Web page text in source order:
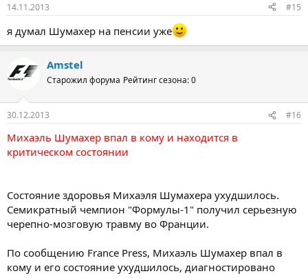
14.11.2013 #15
я думал Шумахер на пенсии уже
Amstel
Старожил форума Рейтинг сезона: 0
30.12.2013 #16
Михаэль Шумахер впал в кому и находится в
критическом состоянии
Состояние здоровья Михаэля Шумахера ухудшилось.
Семикратный чемпион "Формулы-1" получил серьезную
черепно-мозговую травму во Франции.
По сообщению France Press, Михаэль Шумахер впал в
кому и его состояние ухудшилось, диагностировано